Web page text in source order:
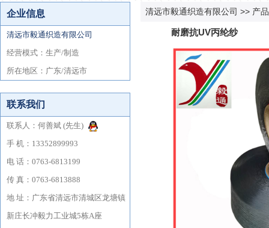
清远市毅通织造有限公司 >> 产
耐磨抗UV丙纶纱